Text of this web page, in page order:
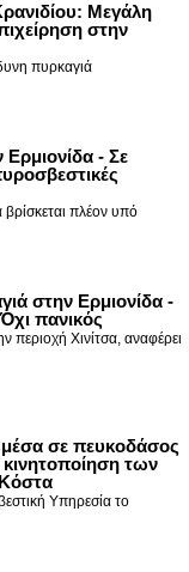
Μεγάλη
στην
πυρκαγιά
- Σε
βρίσκεται πλέον υπό
στην Ερμιονίδα -
πανικός
περιοχή Χινίτσα, αναφέρει
σε πευκοδάσος
των
Υπηρεσία το